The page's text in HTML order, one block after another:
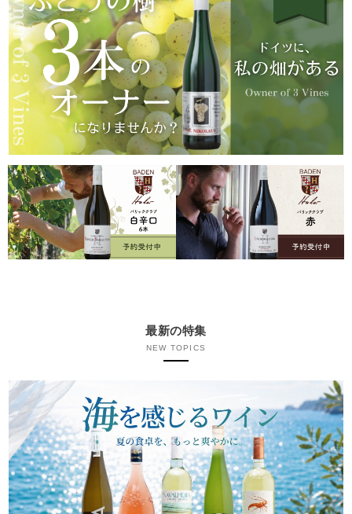
最新の特集
NEW TOPICS